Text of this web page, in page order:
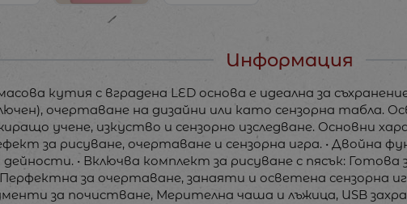
Информация
кутия с вградена LED основа е идеална за
очертаване на дизайни или като сензорна табла.
учене, изкуство и сензорно изследване. Основни
за рисуване, очертаване и сензорна игра. • Двойна
дейности. • Включва комплект за рисуване с пясък:
за очертаване, занаяти и осветена сензорна
за почистване, Мерителна чаша и лъжица, USB